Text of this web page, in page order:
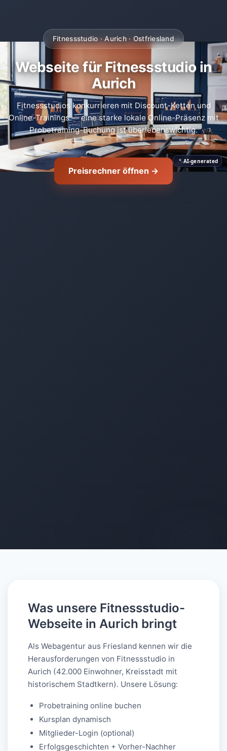
AI-generated
Fitnessstudio · Aurich · Ostfriesland
Webseite für Fitnessstudio in
Aurich
Fitnessstudios konkurrieren mit Discount-Ketten und
Online-Trainings — eine starke lokale Online-Präsenz mit
Probetraining-Buchung ist überlebenswichtig.
Preisrechner öffnen →
Was unsere Fitnessstudio-
Webseite in Aurich bringt
Als Webagentur aus Friesland kennen wir die
Herausforderungen von Fitnessstudio in
Aurich (42.000 Einwohner, Kreisstadt mit
historischem Stadtkern). Unsere Lösung:
Probetraining online buchen
Kursplan dynamisch
Mitglieder-Login (optional)
Erfolgsgeschichten + Vorher-Nachher